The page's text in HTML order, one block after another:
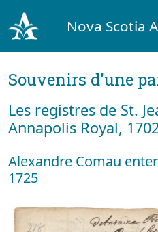
Nova Scotia
Souvenirs d'une
Les registres de St.
Annapolis Royal,
Alexandre Comau
1725